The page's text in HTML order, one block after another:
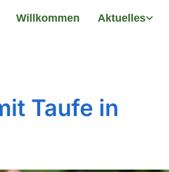
Willkommen Aktuelles
Taufe in